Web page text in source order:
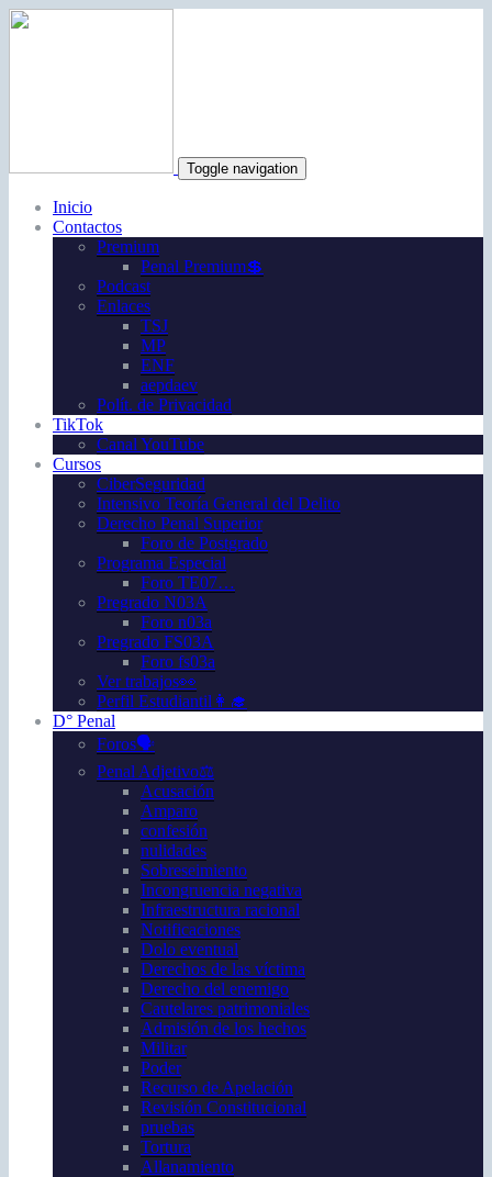
Toggle navigation
Inicio
Contactos
Premium
Penal Premium💲
Podcast
Enlaces
TSJ
MP
ENF
aepdaev
Polít. de Privacidad
TikTok
Canal YouTube
Cursos
CiberSeguridad
Intensivo Teoría General del Delito
Derecho Penal Superior
Foro de Postgrado
Programa Especial
Foro TE07…
Pregrado N03A
Foro n03a
Pregrado FS03A
Foro fs03a
Ver trabajos👀
Perfil Estudiantil👩‍🎓
D° Penal
Foros🗣️
Penal Adjetivo⚖️
Acusación
Amparo
confesión
nulidades
Sobreseimiento
Incongruencia negativa
Infraestructura racional
Notificaciones
Dolo eventual
Derechos de las víctima
Derecho del enemigo
Cautelares patrimoniales
Admisión de los hechos
Militar
Poder
Recurso de Apelación
Revisión Constitucional
pruebas
Tortura
Allanamiento